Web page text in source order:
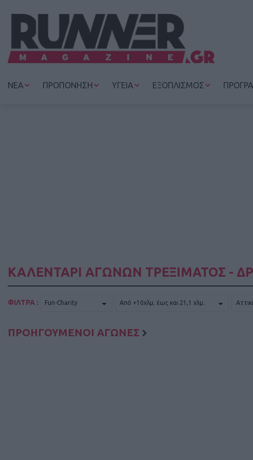
ΝΕΑ ΠΡΟΠΟΝΗΣΗ ΥΓΕΙΑ ΕΞΟΠΛΙΣΜΟΣ
ΚΑΛΕΝΤΑΡΙ ΑΓΩΝΩΝ ΤΡΕΞΙΜΑΤΟΣ -
ΦΙΛΤΡΑ :
ΠΡΟΗΓΟΥΜΕΝΟΙ ΑΓΩΝΕΣ